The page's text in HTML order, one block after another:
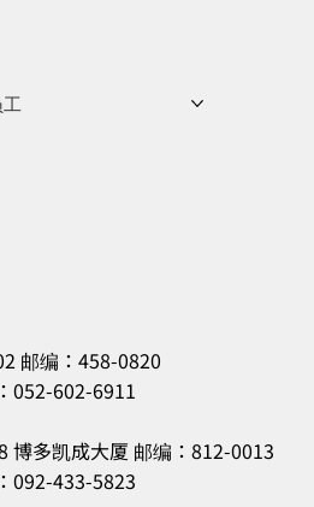
邮编：458-0820
052-602-6911
博多凯成大厦 邮编：812-0013
092-433-5823